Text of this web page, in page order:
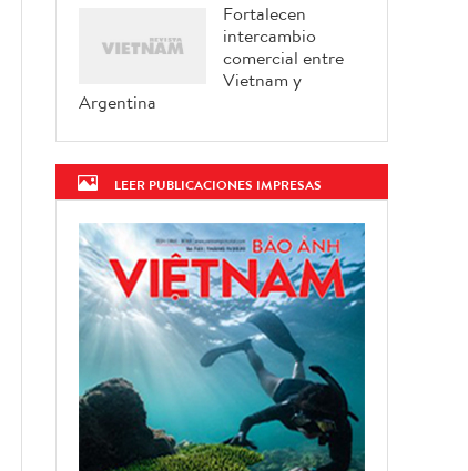
Fortalecen
intercambio
comercial entre
Vietnam y
Argentina
LEER PUBLICACIONES IMPRESAS